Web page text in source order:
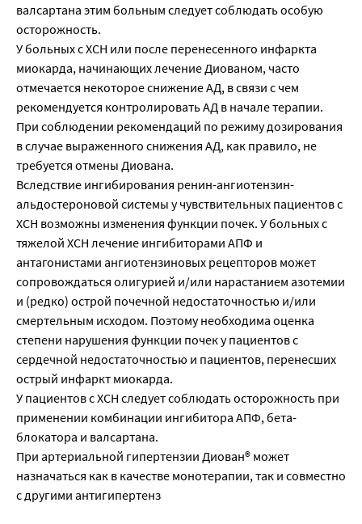
валсартана этим больным следует соблюдать особую
осторожность.
У больных с ХСН или после перенесенного инфаркта
миокарда, начинающих лечение Диованом, часто
отмечается некоторое снижение АД, в связи с чем
рекомендуется контролировать АД в начале терапии.
При соблюдении рекомендаций по режиму дозирования
в случае выраженного снижения АД, как правило, не
требуется отмены Диована.
Вследствие ингибирования ренин-ангиотензин-
альдостероновой системы у чувствительных пациентов с
ХСН возможны изменения функции почек. У больных с
тяжелой ХСН лечение ингибиторами АПФ и
антагонистами ангиотензиновых рецепторов может
сопровождаться олигурией и/или нарастанием азотемии
и (редко) острой почечной недостаточностью и/или
смертельным исходом. Поэтому необходима оценка
степени нарушения функции почек у пациентов с
сердечной недостаточностью и пациентов, перенесших
острый инфаркт миокарда.
У пациентов с ХСН следует соблюдать осторожность при
применении комбинации ингибитора АПФ, бета-
блокатора и валсартана.
При артериальной гипертензии Диован® может
назначаться как в качестве монотерапии, так и совместно
с другими антигипертенз